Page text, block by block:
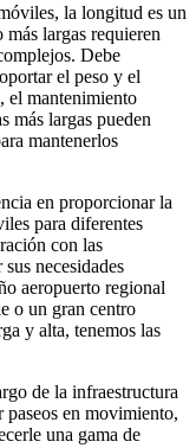
la longitud es un
largas requieren
Debe
el peso y el
el mantenimiento
más largas pueden
mantenerlos
en proporcionar la
para diferentes
con las
necesidades
aeropuerto regional
o un gran centro
y alta, tenemos las
de la infraestructura
paseos en movimiento,
una gama de